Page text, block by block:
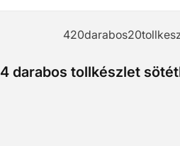
4 darabos tollkészlet